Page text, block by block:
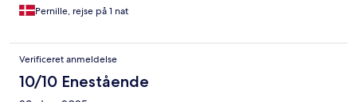
Pernille, rejse på 1 nat
Verificeret anmeldelse
10/10 Enestående